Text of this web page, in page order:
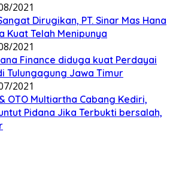
2021
Dirugikan, PT. Sinar Mas Hana
Kuat Telah Menipunya
2021
Finance diduga kuat Perdayai
Tulungagung Jawa Timur
2021
OTO Multiartha Cabang Kediri,
Pidana Jika Terbukti bersalah,